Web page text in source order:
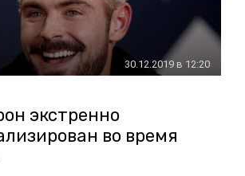
30.12.2019 в 12:20
экстренно
во время